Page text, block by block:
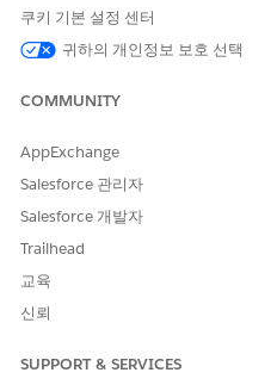
계정, 수금 계획, 수금 계획 항목을
다 효율적으로 관리할 수 있습니다
및 관련 레코드를 볼 수 있습니다.
앱 시작 관리자에서
재무 계좌
구성 요소 패널에서 레코드 페
쿠키 기본 설정 센터
귀하의 개인정보 보호 선택
COMMUNITY
AppExchange
Salesforce 관리자
Salesforce 개발자
Trailhead
교육
신뢰
SUPPORT & SERVICES